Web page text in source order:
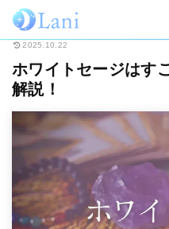
ホーム スピリチュアル ホワイ
2025.10.22
ホワイトセージはす
解説！